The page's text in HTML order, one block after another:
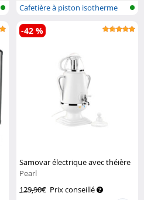
Cafetière à piston isotherme
Samovar électrique avec théière
Pearl
129,90€ Prix conseillé
-42 %